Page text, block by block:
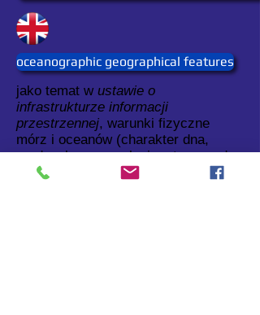
oceanographic geographical features
jako temat w ustawie o
infrastrukturze informacji
przestrzennej, warunki fizyczne
mórz i oceanów (charakter dna,
prądy, pływy, zasolenie, stany wody,
stany morza, wysokość fal itd.).